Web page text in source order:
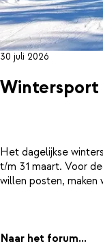
30 juli 2026
Wintersport
Het dagelijkse
t/m 31 maart. Voor
willen posten, maken
Naar het forum...